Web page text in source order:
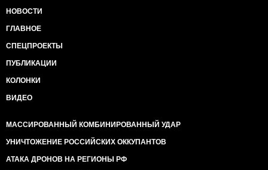
НОВОСТИ
ГЛАВНОЕ
СПЕЦПРОЕКТЫ
ПУБЛИКАЦИИ
КОЛОНКИ
ВИДЕО
МАССИРОВАННЫЙ КОМБИНИРОВАННЫЙ УДАР
УНИЧТОЖЕНИЕ РОССИЙСКИХ ОККУПАНТОВ
АТАКА ДРОНОВ НА РЕГИОНЫ РФ